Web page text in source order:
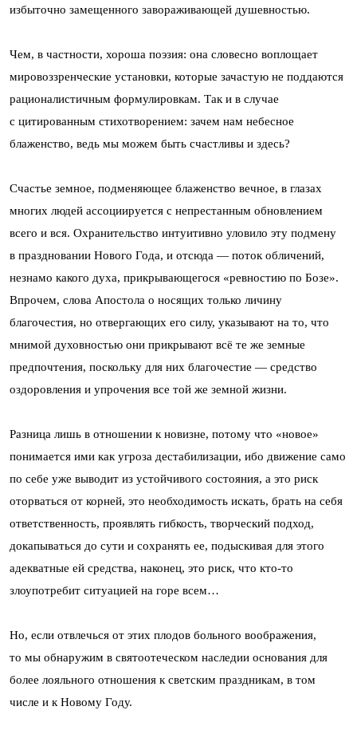
избыточно замещенного завораживающей душевностью.
Чем, в частности, хороша поэзия: она словесно воплощает
мировоззренческие установки, которые зачастую не поддаются
рационалистичным формулировкам. Так и в случае
с цитированным стихотворением: зачем нам небесное
блаженство, ведь мы можем быть счастливы и здесь?
Счастье земное, подменяющее блаженство вечное, в глазах
многих людей ассоциируется с непрестанным обновлением
всего и вся. Охранительство интуитивно уловило эту подмену
в праздновании Нового Года, и отсюда — поток обличений,
незнамо какого духа, прикрывающегося «ревностию по Бозе».
Впрочем, слова Апостола о носящих только личину
благочестия, но отвергающих его силу, указывают на то, что
мнимой духовностью они прикрывают всё те же земные
предпочтения, поскольку для них благочестие — средство
оздоровления и упрочения все той же земной жизни.
Разница лишь в отношении к новизне, потому что «новое»
понимается ими как угроза дестабилизации, ибо движение само
по себе уже выводит из устойчивого состояния, а это риск
оторваться от корней, это необходимость искать, брать на себя
ответственность, проявлять гибкость, творческий подход,
докапываться до сути и сохранять ее, подыскивая для этого
адекватные ей средства, наконец, это риск, что кто-то
злоупотребит ситуацией на горе всем…
Но, если отвлечься от этих плодов больного воображения,
то мы обнаружим в святоотеческом наследии основания для
более лояльного отношения к светским праздникам, в том
числе и к Новому Году.